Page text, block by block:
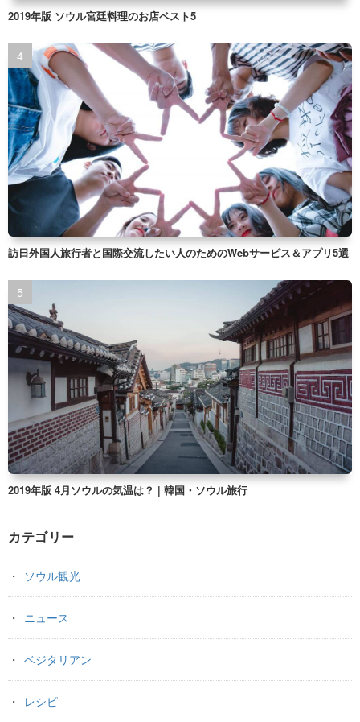
2019年版 ソウル宮廷料理のお店ベスト5
訪日外国人旅行者と国際交流したい人のためのWebサービス＆アプリ5選
2019年版 4月ソウルの気温は？ | 韓国・ソウル旅行
カテゴリー
ソウル観光
ニュース
ベジタリアン
レシピ